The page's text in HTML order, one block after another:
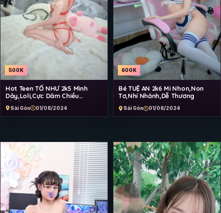
500K
Hot Teen TỐ NHƯ 2k5 Mình
Dây,Loli,Cực Dâm Chiều
Chuộng
Sài Gòn 01/08/2024
600K
Bé TUỆ AN 2k6 Mi Nhon,Non
Tơ,Nhí Nhảnh,Dễ Thương
Sài Gòn 01/08/2024